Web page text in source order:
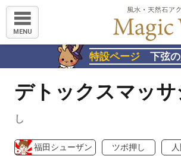
MENU
特設ページ 下弦の
デトックスマッ
し
福田シューザン ツボ押し